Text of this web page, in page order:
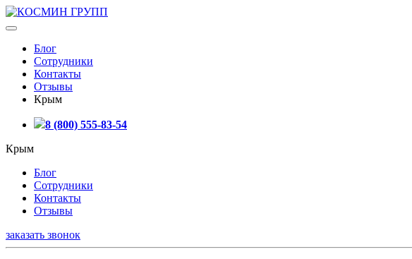
Блог
Сотрудники
Контакты
Отзывы
Крым
8 (800) 555-83-54
Крым
Блог
Сотрудники
Контакты
Отзывы
заказать звонок